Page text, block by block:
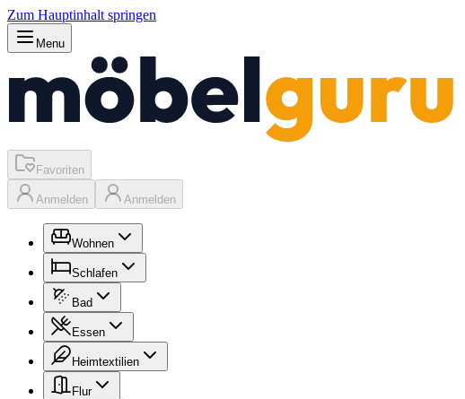
Zum Hauptinhalt springen
Menu
Favoriten
Anmelden Anmelden
Wohnen
Schlafen
Bad
Essen
Heimtextilien
Flur